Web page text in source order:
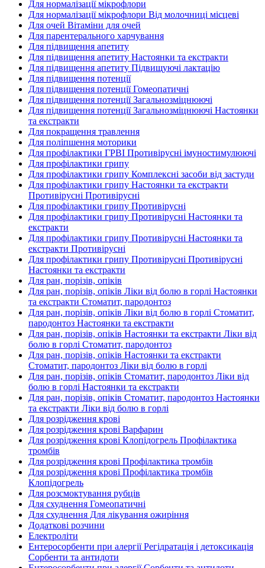
Для нормалізації мікрофлори
Для нормалізації мікрофлори Від молочниці місцеві
Для очей Вітаміни для очей
Для парентерального харчування
Для підвищення апетиту
Для підвищення апетиту Настоянки та екстракти
Для підвищення апетиту Підвищуючі лактацію
Для підвищення потенції
Для підвищення потенції Гомеопатичні
Для підвищення потенції Загальнозміцнюючі
Для підвищення потенції Загальнозміцнюючі Настоянки
та екстракти
Для покращення травлення
Для поліпшення моторики
Для профілактики ГРВІ Противірусні імуностимулюючі
Для профілактики грипу
Для профілактики грипу Комплексні засоби від застуди
Для профілактики грипу Настоянки та екстракти
Противірусні Противірусні
Для профілактики грипу Противірусні
Для профілактики грипу Противірусні Настоянки та
екстракти
Для профілактики грипу Противірусні Настоянки та
екстракти Противірусні
Для профілактики грипу Противірусні Противірусні
Настоянки та екстракти
Для ран, порізів, опіків
Для ран, порізів, опіків Ліки від болю в горлі Настоянки
та екстракти Стоматит, пародонтоз
Для ран, порізів, опіків Ліки від болю в горлі Стоматит,
пародонтоз Настоянки та екстракти
Для ран, порізів, опіків Настоянки та екстракти Ліки від
болю в горлі Стоматит, пародонтоз
Для ран, порізів, опіків Настоянки та екстракти
Стоматит, пародонтоз Ліки від болю в горлі
Для ран, порізів, опіків Стоматит, пародонтоз Ліки від
болю в горлі Настоянки та екстракти
Для ран, порізів, опіків Стоматит, пародонтоз Настоянки
та екстракти Ліки від болю в горлі
Для розрідження крові
Для розрідження крові Варфарин
Для розрідження крові Клопідогрель Профілактика
тромбів
Для розрідження крові Профілактика тромбів
Для розрідження крові Профілактика тромбів
Клопідогрель
Для розсмоктування рубців
Для схуднення Гомеопатичні
Для схуднення Для лікування ожиріння
Додаткові розчини
Електроліти
Ентеросорбенти при алергії Регідратація і детоксикація
Сорбенти та антидоти